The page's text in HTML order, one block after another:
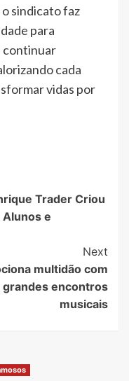
sindicato faz
para
continuar
cada
vidas por
Trader Criou
e
Next
multidão com
encontros
musicais